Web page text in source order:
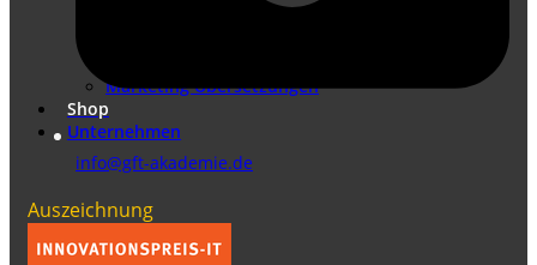
Marketing Übersetzungen
Shop
Unternehmen
info@gft-akademie.de
Auszeichnung